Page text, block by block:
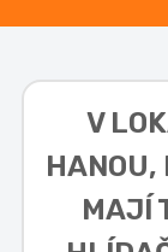
V
HANOU,
MAJÍ